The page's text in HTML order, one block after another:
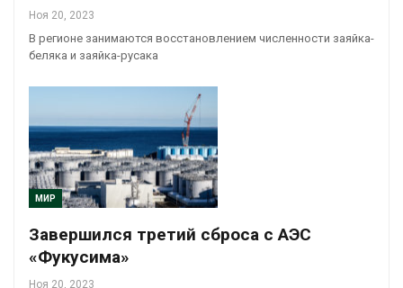
Ноя 20, 2023
В регионе занимаются восстановлением численности заяйка-
беляка и заяйка-русака
МИР
Завершился третий сброса с АЭС
«Фукусима»
Ноя 20, 2023